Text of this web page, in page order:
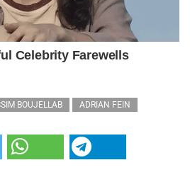
BOUJELLAB ADRIAN FEIN